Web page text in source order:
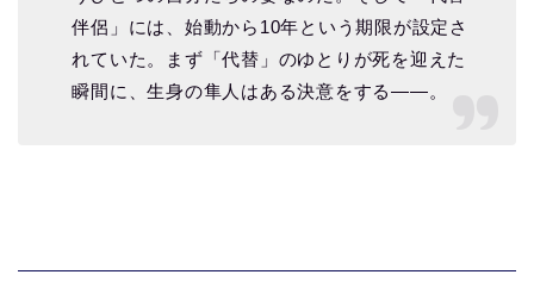
伴侶」には、始動から10年という期限が設定さ
れていた。まず「代替」のゆとりが死を迎えた
瞬間に、生身の隼人はある決意をする――。